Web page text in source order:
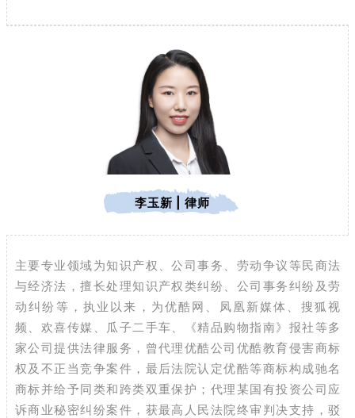
李玉新 | 律师
主要专业领域为知识产权、公司事务、劳动争议等民商法
与经济法，擅长处理知识产权类纠纷、公司事务纠纷及劳
动纠纷等，执业以来，为优酷网、凤凰新媒体、搜狐视
频、欢喜传媒、瓜子二手车、《精品购物指南》报社等多
家公司提供法律服务，曾代理优酷公司优酷教育侵害商标
权及不正当竞争案件，最后法院认定优酷等商标构成驰名
商标并给予同类和跨类双重保护 ；代理某国有投资公司应
诉商业秘密纠纷案件，获最高人民法院终审判决支持，驳